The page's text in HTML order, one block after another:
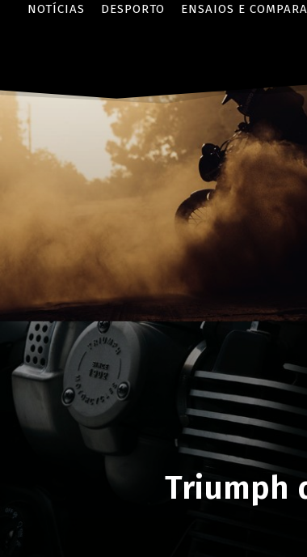
NOTÍCIAS DESPORTO ENSAIOS E
Triumph